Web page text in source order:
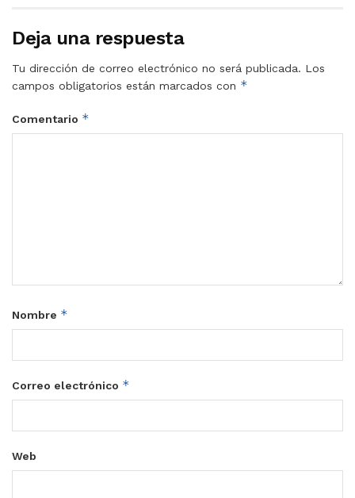
Deja una respuesta
Tu dirección de correo electrónico no será publicada. Los
campos obligatorios están marcados con *
Comentario *
Nombre *
Correo electrónico *
Web